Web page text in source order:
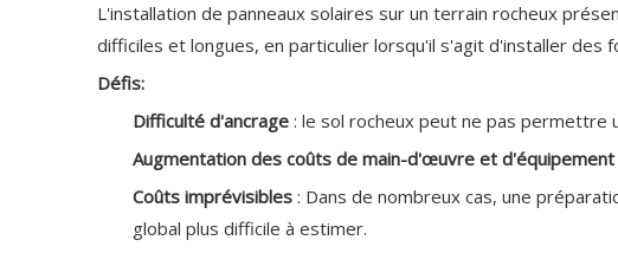
L'installation de panneaux solaires sur un terrain rocheux
difficiles et longues, en particulier lorsqu'il s'agit d'installer
Défis:
Difficulté d'ancrage : le sol rocheux peut ne pas permettre
Augmentation des coûts de main-d'œuvre et d'équipement
Coûts imprévisibles : Dans de nombreux cas, une
global plus difficile à estimer.